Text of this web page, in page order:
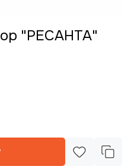
"РЕСАНТА"